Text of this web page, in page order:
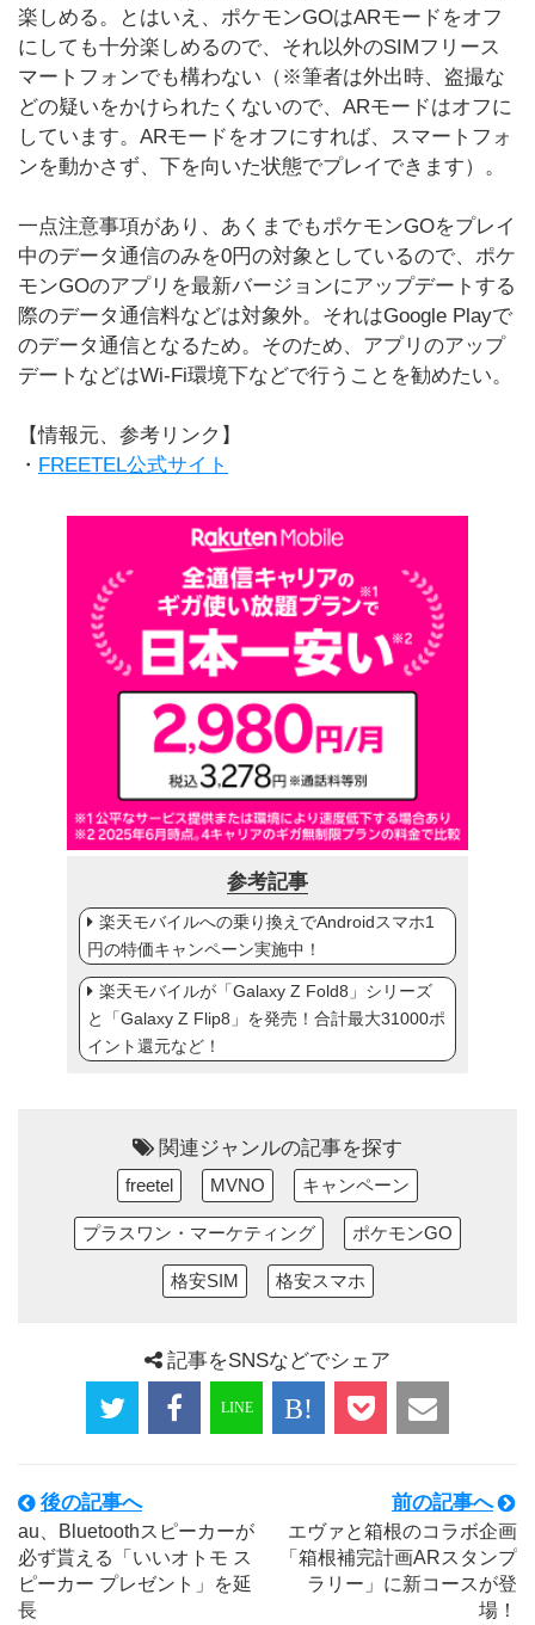
楽しめる。とはいえ、ポケモンGOはARモードをオフ
にしても十分楽しめるので、それ以外のSIMフリース
マートフォンでも構わない（※筆者は外出時、盗撮な
どの疑いをかけられたくないので、ARモードはオフに
しています。ARモードをオフにすれば、スマートフォ
ンを動かさず、下を向いた状態でプレイできます）。
一点注意事項があり、あくまでもポケモンGOをプレイ
中のデータ通信のみを0円の対象としているので、ポケ
モンGOのアプリを最新バージョンにアップデートする
際のデータ通信料などは対象外。それはGoogle Playで
のデータ通信となるため。そのため、アプリのアップ
デートなどはWi-Fi環境下などで行うことを勧めたい。
【情報元、参考リンク】
・ FREETEL公式サイト
参考記事
楽天モバイルへの乗り換えでAndroidスマホ1
円の特価キャンペーン実施中！
楽天モバイルが「Galaxy Z Fold8」シリーズ
と「Galaxy Z Flip8」を発売！合計最大31000ポ
イント還元など！
関連ジャンルの記事を探す
freetel MVNO キャンペーン
プラスワン・マーケティング ポケモンGO
格安SIM 格安スマホ
記事をSNSなどでシェア
後の記事へ
au、Bluetoothスピーカーが
必ず貰える「いいオトモ ス
ピーカー プレゼント」を延
長
前の記事へ
エヴァと箱根のコラボ企画
「箱根補完計画ARスタンプ
ラリー」に新コースが登
場！